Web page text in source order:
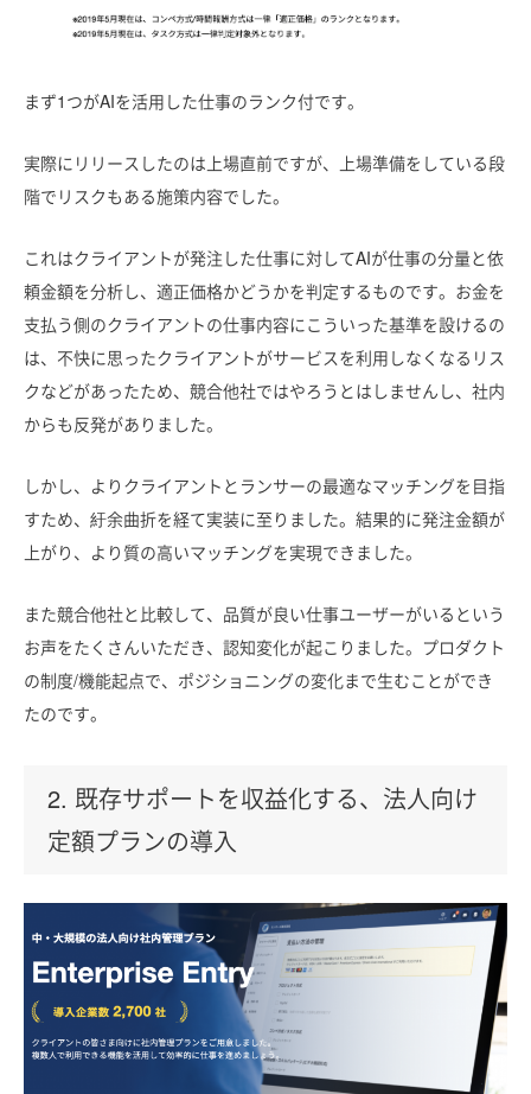
まず1つがAIを活用した仕事のランク付です。
実際にリリースしたのは上場直前ですが、上場準備をしている段
階でリスクもある施策内容でした。
これはクライアントが発注した仕事に対してAIが仕事の分量と依
頼金額を分析し、適正価格かどうかを判定するものです。お金を
支払う側のクライアントの仕事内容にこういった基準を設けるの
は、不快に思ったクライアントがサービスを利用しなくなるリス
クなどがあったため、競合他社ではやろうとはしませんし、社内
からも反発がありました。
しかし、よりクライアントとランサーの最適なマッチングを目指
すため、紆余曲折を経て実装に至りました。結果的に発注金額が
上がり、より質の高いマッチングを実現できました。
また競合他社と比較して、品質が良い仕事ユーザーがいるという
お声をたくさんいただき、認知変化が起こりました。プロダクト
の制度/機能起点で、ポジショニングの変化まで生むことができ
たのです。
2. 既存サポートを収益化する、法人向け
定額プランの導入